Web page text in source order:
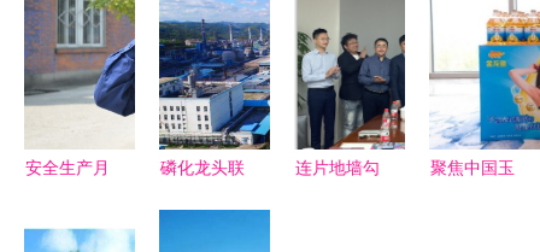
调研指导工
作
伟蓝图——
江删集团专
业服务引领
行业标杆
建筑革命
新篇章的高
层变动分析
安全生产月
懈，防线筑
磷化龙头联
连片地墙勾
聚焦中国玉